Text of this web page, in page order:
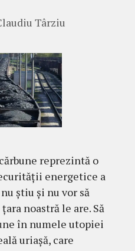
Târziu
reprezintă o
energetice a
știu și nu vor să
noastră le are. Să
în numele utopiei
uriașă, care